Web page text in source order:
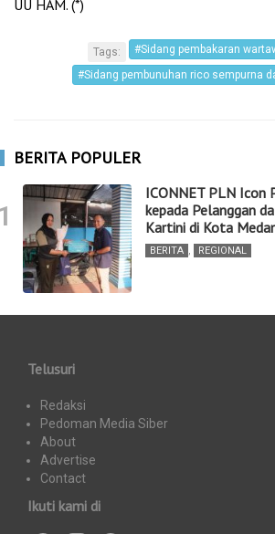
UU HAM. (*)
Tags:
#Sidang pembakaran
#Sidang pembunuhan rico sempurna
BERITA POPULER
ICONNET PLN Icon
kepada Pelanggan
Kartini di Kota
BERITA , REGIONAL
Telusuri
Redaksi
Pedoman Media Siber
About
Advertise
Contact
Ikuti kami di